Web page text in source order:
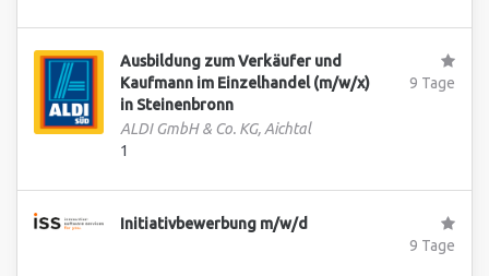
Ausbildung zum Verkäufer und
Kaufmann im Einzelhandel (m/w/x)
in Steinenbronn
ALDI GmbH & Co. KG, Aichtal
1
9 Tage
Initiativbewerbung m/w/d
9 Tage